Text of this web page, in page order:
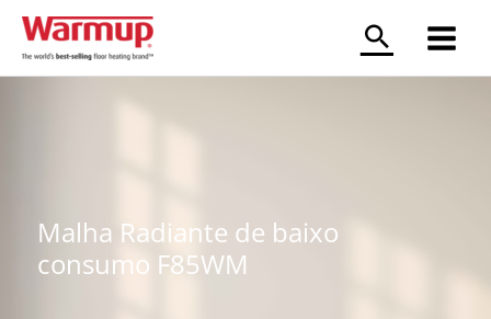
content
Main
Malha Radiante de baixo
consumo F85WM